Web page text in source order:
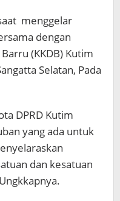
menggelar
dengan
(KKDB) Kutim
Selatan, Pada
DPRD Kutim
yang ada untuk
dan kesatuan